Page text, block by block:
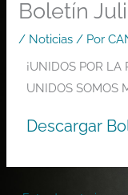
Boletín
/ Noticias / Por
¡UNIDOS POR LA
UNIDOS SOMOS
Descargar